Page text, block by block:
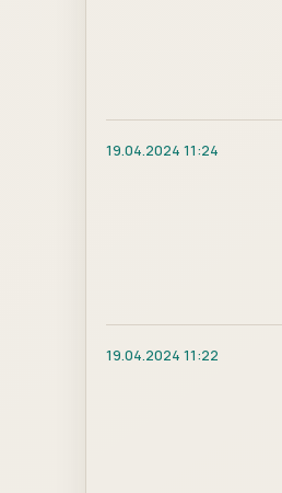
19.04.2024 11:24
19.04.2024 11:22